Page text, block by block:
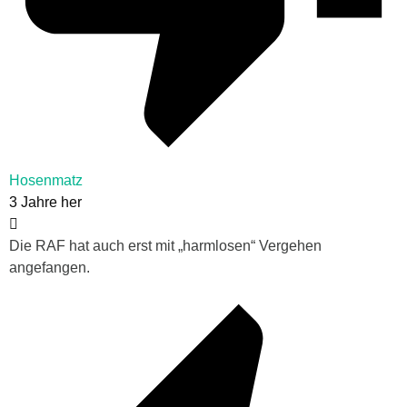
Hosenmatz
3 Jahre her
Die RAF hat auch erst mit „harmlosen“ Vergehen
angefangen.